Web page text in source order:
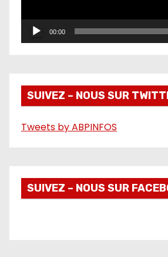
v
o
00:00
SUIVEZ – NOUS SUR
Tweets by ABPINFOS
SUIVEZ – NOUS SUR